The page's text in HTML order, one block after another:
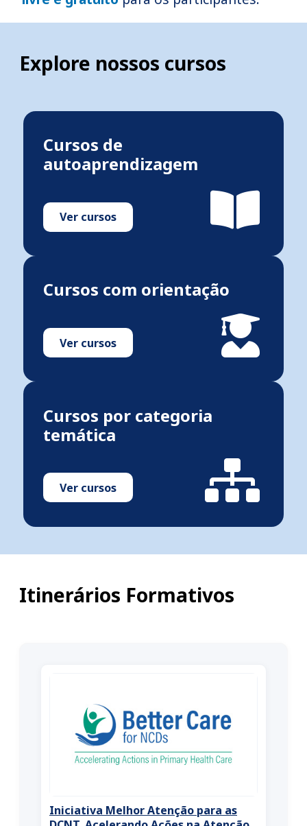
Explore nossos cursos
Cursos de
autoaprendizagem
Ver cursos
Cursos com orientação
Ver cursos
Cursos por categoria
temática
Ver cursos
Itinerários Formativos
Iniciativa Melhor Atenção para as